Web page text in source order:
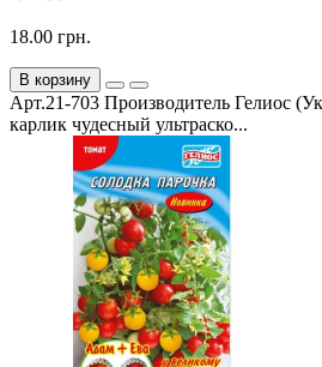
18.00 грн.
В корзину
Арт.21-703 Производитель Гелиос
карлик чудесный ультраско...